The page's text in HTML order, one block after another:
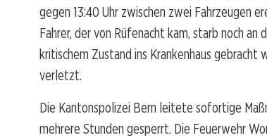
gegen 13:40 Uhr zwischen zwei Fahrzeugen
Fahrer, der von Rüfenacht kam, starb noch
kritischem Zustand ins Krankenhaus
verletzt.
Die Kantonspolizei Bern leitete sofortige
mehrere Stunden gesperrt. Die Feuerwehr